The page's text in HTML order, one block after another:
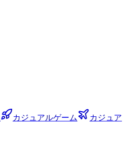
カジュアルゲーム
カジュア